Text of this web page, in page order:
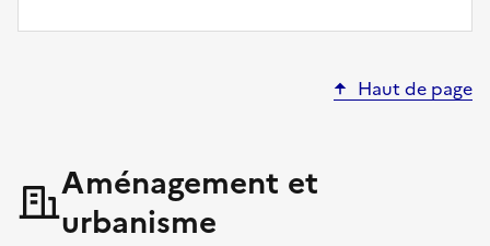
Haut de page
Aménagement et
urbanisme